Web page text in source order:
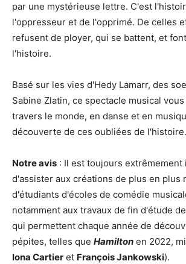
par une mystérieuse lettre. C'est
l'oppresseur et de l'opprimé. De celles
refusent de ployer, qui se battent, et
l'histoire.
Basé sur les vies d'Hedy Lamarr, des
Sabine Zlatin, ce spectacle musical
travers le monde, en danse et en
découverte de ces oubliées de l'histoire.
Notre avis : Il est toujours extrêmement
d'assister aux créations de plus en plus
d'étudiants d'écoles de comédie
notamment aux travaux de fin d'étude
qui permettent chaque année de
pépites, telles que Hamilton en 2022,
Iona Cartier et François Jankowski).